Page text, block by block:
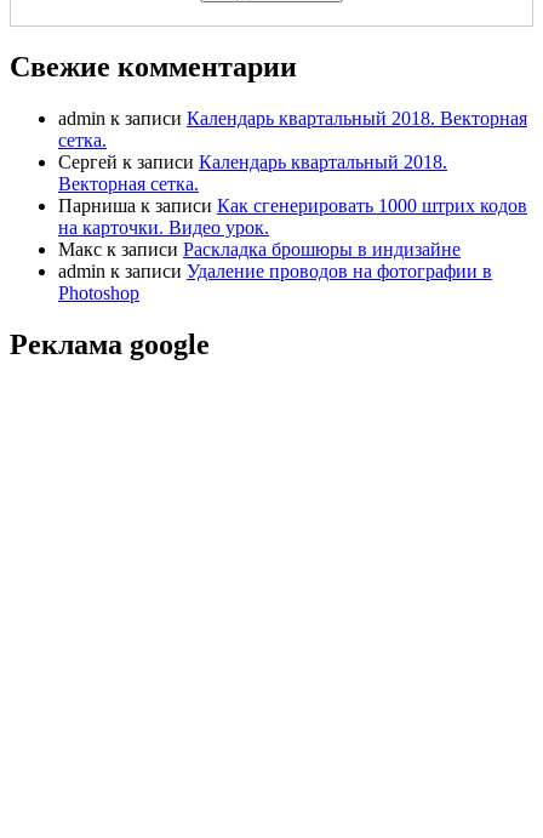
Свежие комментарии
admin к записи Календарь квартальный 2018. Векторная
сетка.
Сергей к записи Календарь квартальный 2018.
Векторная сетка.
Парниша к записи Как сгенерировать 1000 штрих кодов
на карточки. Видео урок.
Макс к записи Раскладка брошюры в индизайне
admin к записи Удаление проводов на фотографии в
Photoshop
Реклама google